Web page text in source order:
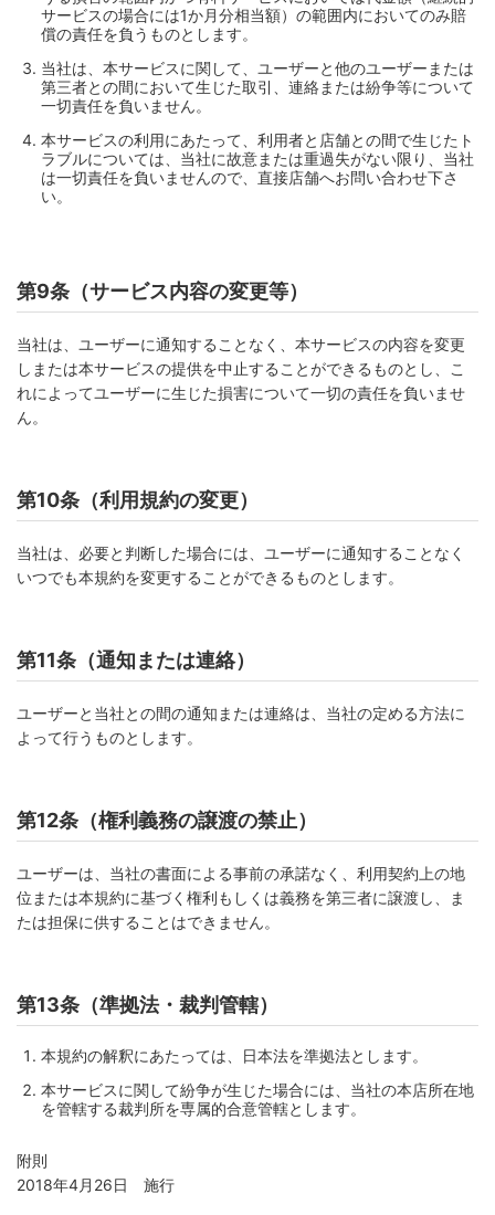
サービスの場合には1か月分相当額）の範囲内においてのみ賠
償の責任を負うものとします。
当社は、本サービスに関して、ユーザーと他のユーザーまたは
第三者との間において生じた取引、連絡または紛争等について
一切責任を負いません。
本サービスの利用にあたって、利用者と店舗との間で生じたト
ラブルについては、当社に故意または重過失がない限り、当社
は一切責任を負いませんので、直接店舗へお問い合わせ下さ
い。
第9条（サービス内容の変更等）
当社は、ユーザーに通知することなく、本サービスの内容を変更
しまたは本サービスの提供を中止することができるものとし、こ
れによってユーザーに生じた損害について一切の責任を負いませ
ん。
第10条（利用規約の変更）
当社は、必要と判断した場合には、ユーザーに通知することなく
いつでも本規約を変更することができるものとします。
第11条（通知または連絡）
ユーザーと当社との間の通知または連絡は、当社の定める方法に
よって行うものとします。
第12条（権利義務の譲渡の禁止）
ユーザーは、当社の書面による事前の承諾なく、利用契約上の地
位または本規約に基づく権利もしくは義務を第三者に譲渡し、ま
たは担保に供することはできません。
第13条（準拠法・裁判管轄）
本規約の解釈にあたっては、日本法を準拠法とします。
本サービスに関して紛争が生じた場合には、当社の本店所在地
を管轄する裁判所を専属的合意管轄とします。
附則
2018年4月26日 施行